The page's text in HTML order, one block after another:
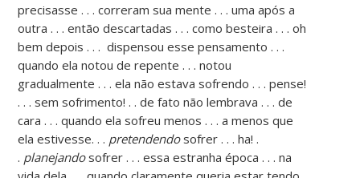
precisasse . . . correram sua mente . . . uma após a
outra . . . então descartadas . . . como besteira . . . oh
bem depois . . . dispensou esse pensamento . . .
quando ela notou de repente . . . notou
gradualmente . . . ela não estava sofrendo . . . pense!
. . . sem sofrimento! . . de fato não lembrava . . . de
cara . . . quando ela sofreu menos . . . a menos que
ela estivesse. . . pretendendosofrer . . . ha! .
. planejandosofrer . . . essa estranha época . . . na